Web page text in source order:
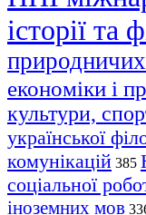
історії та
економіки і
культури,
української
комунікацій 385
соціальної
іноземних мов